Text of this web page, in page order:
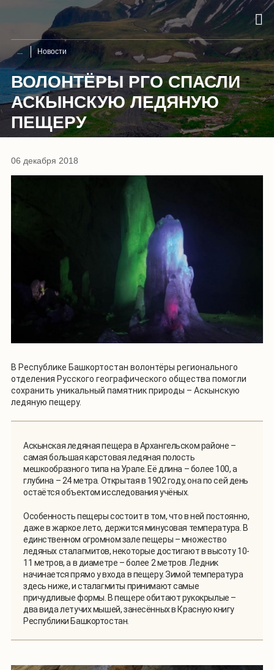
Новости
ВОЛОНТЁРЫ РГО СПАСЛИ
АСКЫНСКУЮ ЛЕДЯНУЮ
ПЕЩЕРУ
06 декабря 2018
В Республике Башкортостан волонтёры регионального
отделения Русского географического общества помогли
сохранить уникальный памятник природы – Аскынскую
ледяную пещеру.
Аскынская ледяная пещера в Архангельском районе –
самая большая карстовая ледяная полость
мешкообразного типа на Урале. Её длина – более 100, а
глубина – 24 метра. Открытая в 1902 году, она по сей день
остаётся объектом исследования учёных.
Особенность пещеры состоит в том, что в ней постоянно,
даже в жаркое лето, держится минусовая температура. В
единственном огромном зале пещеры – множество
ледяных сталагмитов, некоторые достигают в высоту 10-
11 метров, а в диаметре – более 2 метров. Ледник
начинается прямо у входа в пещеру. Зимой температура
здесь ниже, и сталагмиты принимают самые
причудливые формы. В пещере обитают рукокрылые –
два вида летучих мышей, занесённых в Красную книгу
Республики Башкортостан.